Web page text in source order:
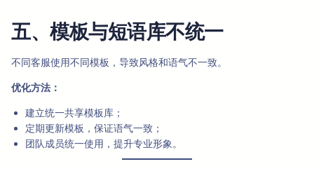
五、模板与短语库不统一
不同客服使用不同模板，导致风格和语气不一致。
优化方法：
建立统一共享模板库；
定期更新模板，保证语气一致；
团队成员统一使用，提升专业形象。